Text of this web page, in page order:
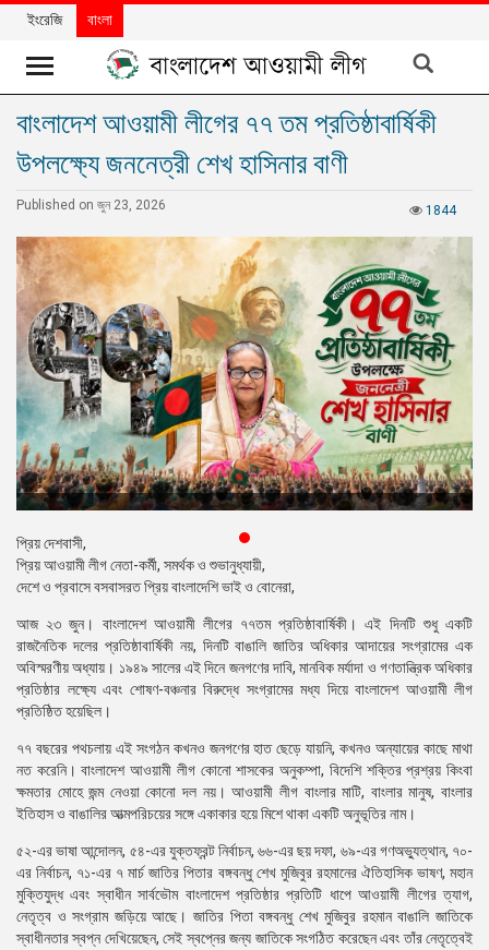
খবর
দলের
বিশেষ
নিবন্ধ
বিশেষ
প্রতিবেদন
মতামত
উন্নয়নের
বাংলাদেশ
নিউজলেটার
প্রেস
রিলিজ
প্রকাশনা
গ্যালারি
বিএনপি-
জামায়াত
সহিংসতা
সংগঠন
নির্বাচনী
ইশতেহার
ইংরেজি বাংলা
বাংলাদেশ আওয়ামী লীগের ৭৭ তম প্রতিষ্ঠাবার্ষিকী
উপলক্ষ্যে জননেত্রী শেখ হাসিনার বাণী
1844
Published on জুন 23, 2026
প্রিয় দেশবাসী,
প্রিয় আওয়ামী লীগ নেতা-কর্মী, সমর্থক ও শুভানুধ্যায়ী,
দেশে ও প্রবাসে বসবাসরত প্রিয় বাংলাদেশি ভাই ও বোনেরা,
আজ ২৩ জুন। বাংলাদেশ আওয়ামী লীগের ৭৭তম প্রতিষ্ঠাবার্ষিকী। এই দিনটি শুধু একটি
রাজনৈতিক দলের প্রতিষ্ঠাবার্ষিকী নয়, দিনটি বাঙালি জাতির অধিকার আদায়ের সংগ্রামের এক
অবিস্মরণীয় অধ্যায়। ১৯৪৯ সালের এই দিনে জনগণের দাবি, মানবিক মর্যাদা ও গণতান্ত্রিক অধিকার
প্রতিষ্ঠার লক্ষ্যে এবং শোষণ-বঞ্চনার বিরুদ্ধে সংগ্রামের মধ্য দিয়ে বাংলাদেশ আওয়ামী লীগ
প্রতিষ্ঠিত হয়েছিল।
৭৭ বছরের পথচলায় এই সংগঠন কখনও জনগণের হাত ছেড়ে যায়নি, কখনও অন্যায়ের কাছে মাথা
নত করেনি। বাংলাদেশ আওয়ামী লীগ কোনো শাসকের অনুকম্পা, বিদেশি শক্তির প্রশ্রয় কিংবা
ক্ষমতার মোহে জন্ম নেওয়া কোনো দল নয়। আওয়ামী লীগ বাংলার মাটি, বাংলার মানুষ, বাংলার
ইতিহাস ও বাঙালির আত্মপরিচয়ের সঙ্গে একাকার হয়ে মিশে থাকা একটি অনুভূতির নাম।
৫২-এর ভাষা আন্দোলন, ৫৪-এর যুক্তফ্রন্ট নির্বাচন, ৬৬-এর ছয় দফা, ৬৯-এর গণঅভ্যুত্থান, ৭০-
এর নির্বাচন, ৭১-এর ৭ মার্চ জাতির পিতার বঙ্গবন্ধু শেখ মুজিবুর রহমানের ঐতিহাসিক ভাষণ, মহান
মুক্তিযুদ্ধ এবং স্বাধীন সার্বভৌম বাংলাদেশ প্রতিষ্ঠার প্রতিটি ধাপে আওয়ামী লীগের ত্যাগ,
নেতৃত্ব ও সংগ্রাম জড়িয়ে আছে। জাতির পিতা বঙ্গবন্ধু শেখ মুজিবুর রহমান বাঙালি জাতিকে
স্বাধীনতার স্বপ্ন দেখিয়েছেন, সেই স্বপ্নের জন্য জাতিকে সংগঠিত করেছেন এবং তাঁর নেতৃত্বেই